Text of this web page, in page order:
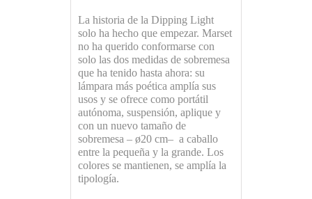
La historia de la Dipping Light
solo ha hecho que empezar. Marset
no ha querido conformarse con
solo las dos medidas de sobremesa
que ha tenido hasta ahora: su
lámpara más poética amplía sus
usos y se ofrece como portátil
autónoma, suspensión, aplique y
con un nuevo tamaño de
sobremesa – ø20 cm– a caballo
entre la pequeña y la grande. Los
colores se mantienen, se amplía la
tipología.